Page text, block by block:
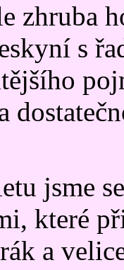
zhruba
s
jsme
které
a